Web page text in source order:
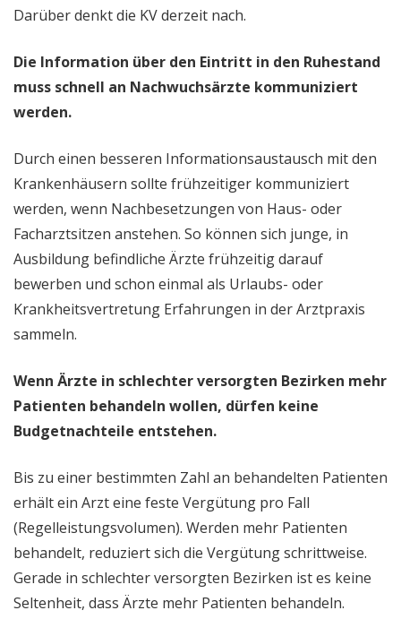
Darüber denkt die KV derzeit nach.
Die Information über den Eintritt in den Ruhestand
muss schnell an Nachwuchsärzte kommuniziert
werden.
Durch einen besseren Informationsaustausch mit den
Krankenhäusern sollte frühzeitiger kommuniziert
werden, wenn Nachbesetzungen von Haus- oder
Facharztsitzen anstehen. So können sich junge, in
Ausbildung befindliche Ärzte frühzeitig darauf
bewerben und schon einmal als Urlaubs- oder
Krankheitsvertretung Erfahrungen in der Arztpraxis
sammeln.
Wenn Ärzte in schlechter versorgten Bezirken mehr
Patienten behandeln wollen, dürfen keine
Budgetnachteile entstehen.
Bis zu einer bestimmten Zahl an behandelten Patienten
erhält ein Arzt eine feste Vergütung pro Fall
(Regelleistungsvolumen). Werden mehr Patienten
behandelt, reduziert sich die Vergütung schrittweise.
Gerade in schlechter versorgten Bezirken ist es keine
Seltenheit, dass Ärzte mehr Patienten behandeln.